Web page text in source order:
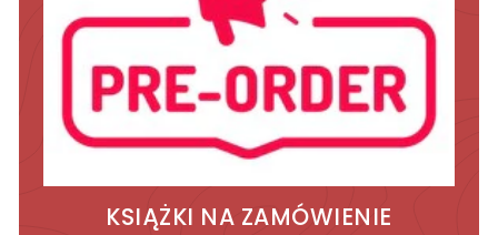
KSIĄŻKI NA ZAMÓWIENIE